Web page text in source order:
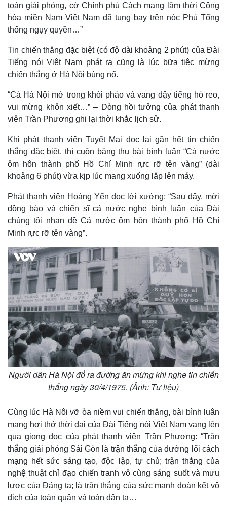
Bất động sản
Khởi nghiệp
Giá vàng
Tiêu dùng
Tỷ giá
Giá cà phê
Pháp luật
toàn giải phóng, cờ Chính phủ Cách mạng lâm thời Cộng
hòa miền Nam Việt Nam đã tung bay trên nóc Phủ Tổng
thống ngụy quyền…”
Tin chiến thắng đặc biệt (có độ dài khoảng 2 phút) của Đài
Tiếng nói Việt Nam phát ra cũng là lúc bữa tiệc mừng
chiến thắng ở Hà Nội bùng nổ.
“Cả Hà Nội mờ trong khói pháo và vang dậy tiếng hò reo,
vui mừng khôn xiết…” – Dòng hồi tưởng của phát thanh
viên Trần Phương ghi lại thời khắc lịch sử.
Khi phát thanh viên Tuyết Mai đọc lại gần hết tin chiến
thắng đặc biệt, thì cuộn băng thu bài bình luận “Cả nước
ôm hôn thành phố Hồ Chí Minh rực rỡ tên vàng” (dài
khoảng 6 phút) vừa kịp lúc mang xuống lắp lên máy.
Phát thanh viên Hoàng Yến đọc lời xướng: “Sau đây, mời
đồng bào và chiến sĩ cả nước nghe bình luận của Đài
chúng tôi nhan đề Cả nước ôm hôn thành phố Hồ Chí
Minh rực rỡ tên vàng”.
Người dân Hà Nội đổ ra đường ăn mừng khi nghe tin chiến
thắng ngày 30/4/1975. (Ảnh: Tư liệu)
Cùng lúc Hà Nội vỡ òa niềm vui chiến thắng, bài bình luận
mang hơi thở thời đại của Đài Tiếng nói Việt Nam vang lên
qua giọng đọc của phát thanh viên Trần Phương: “Trận
thắng giải phóng Sài Gòn là trận thắng của đường lối cách
mạng hết sức sáng tạo, độc lập, tự chủ; trận thắng của
nghệ thuật chỉ đạo chiến tranh vô cùng sáng suốt và mưu
lược của Đảng ta; là trận thắng của sức mạnh đoàn kết vô
địch của toàn quân và toàn dân ta…